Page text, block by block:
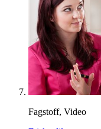
Fagstoff, Video